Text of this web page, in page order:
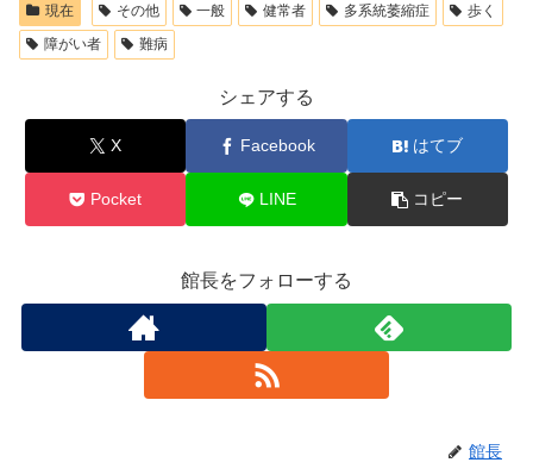
現在 その他 一般 健常者 多系統萎縮症
歩く
障がい者
難病
シェアする
X Facebook はてブ
Pocket LINE コピー
館長をフォローする
館長